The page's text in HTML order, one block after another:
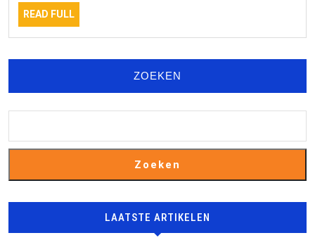
READ FULL
FULL
ZOEKEN
Zoeken
LAATSTE ARTIKELEN